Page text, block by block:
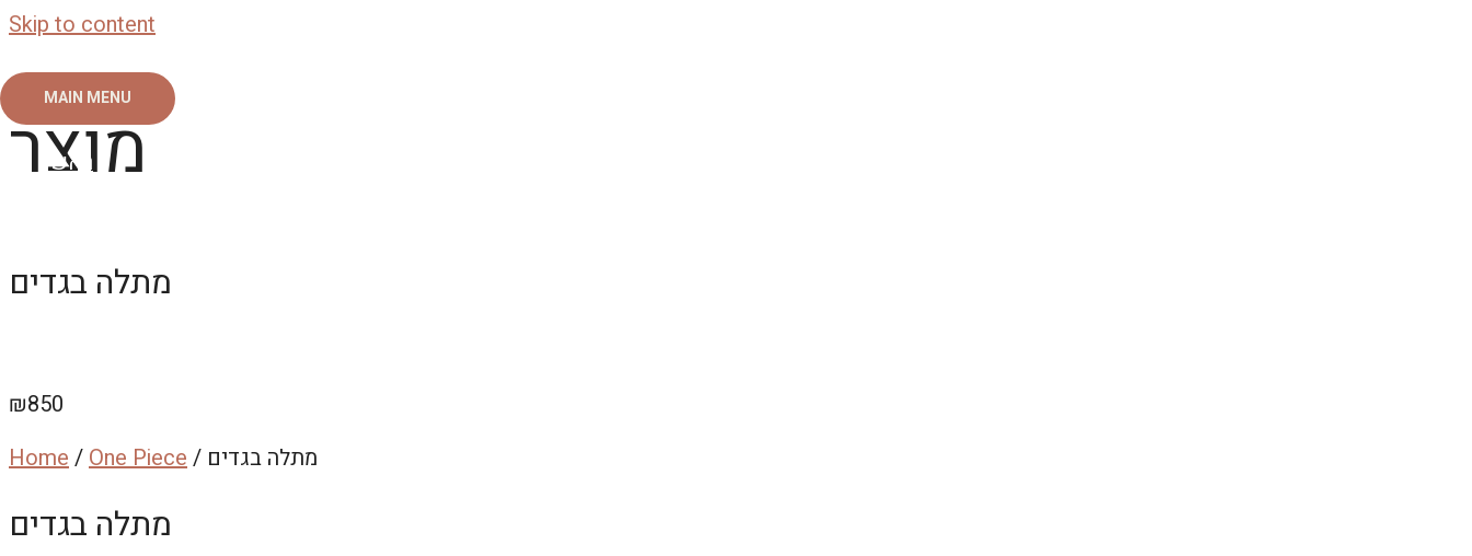
Skip to content
MAIN MENU
ראשי
מוצר
מתלה בגדים
₪850
Home/One Piece / מתלה בגדים
מתלה בגדים